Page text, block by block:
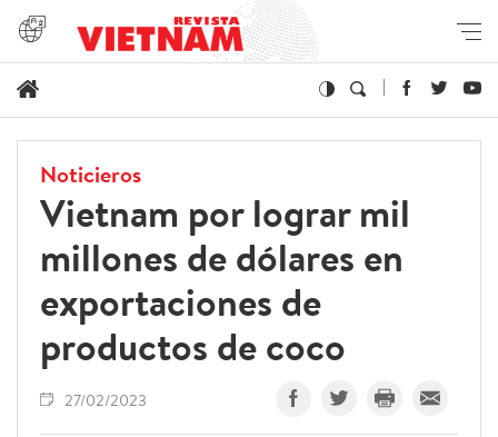
Noticieros
Vietnam por lograr mil
millones de dólares en
exportaciones de
productos de coco
27/02/2023